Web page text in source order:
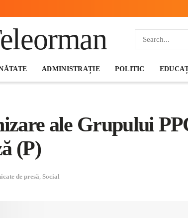
ADMINISTRAȚIE POLITIC
ale Grupului
(P)
de presă, Social